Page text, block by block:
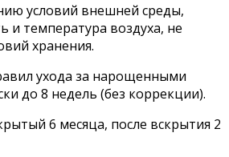
условий внешней среды,
и температура воздуха, не
хранения.
ухода за нарощенными
до 8 недель (без коррекции).
6 месяца, после вскрытия 2